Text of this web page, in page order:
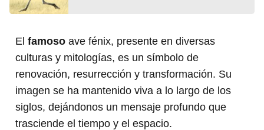
El famoso ave fénix, presente en diversas
culturas y mitologías, es un símbolo de
renovación, resurrección y transformación. Su
imagen se ha mantenido viva a lo largo de los
siglos, dejándonos un mensaje profundo que
trasciende el tiempo y el espacio.